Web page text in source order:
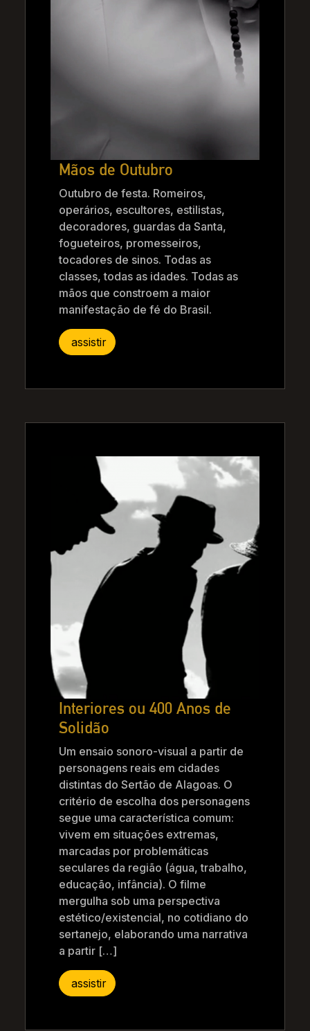
Mãos de Outubro
Outubro de festa. Romeiros,
operários, escultores, estilistas,
decoradores, guardas da Santa,
fogueteiros, promesseiros,
tocadores de sinos. Todas as
classes, todas as idades. Todas as
mãos que constroem a maior
manifestação de fé do Brasil.
assistir
Interiores ou 400 Anos de
Solidão
Um ensaio sonoro-visual a partir de
personagens reais em cidades
distintas do Sertão de Alagoas. O
critério de escolha dos personagens
segue uma característica comum:
vivem em situações extremas,
marcadas por problemáticas
seculares da região (água, trabalho,
educação, infância). O filme
mergulha sob uma perspectiva
estético/existencial, no cotidiano do
sertanejo, elaborando uma narrativa
a partir […]
assistir